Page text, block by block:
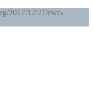
2017/12/27/ewe-